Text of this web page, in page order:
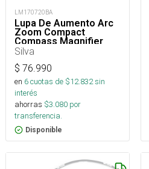
LM170720BA
Lupa De Aumento Arc
Zoom Compact
Compass Magnifier
Silva
$ 76.990
en 6cuotas de $12.832sin
interés
ahorras $3.080 por
transferencia.
Disponible